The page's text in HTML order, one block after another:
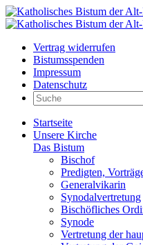
Vertrag widerrufen
Bistumsspenden
Impressum
Datenschutz
Startseite
Unsere Kirche
Das Bistum
Bischof
Predigten,
Generalvikarin
Synodalvertretung
Bischöfliches
Synode
Vertretung der